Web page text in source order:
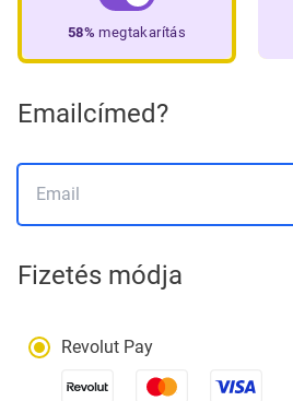
58% megtakarítás
Emailcímed?
Fizetés módja
Revolut Pay